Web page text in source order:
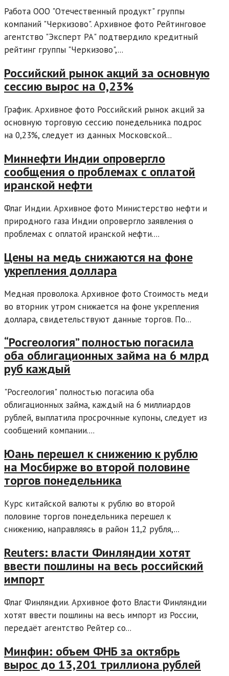
Работа ООО "Отечественный продукт" группы
компаний "Черкизово". Архивное фото Рейтинговое
агентство "Эксперт РА" подтвердило кредитный
рейтинг группы "Черкизово",...
Российский рынок акций за основную
сессию вырос на 0,23%
График. Архивное фото Российский рынок акций за
основную торговую сессию понедельника подрос
на 0,23%, следует из данных Московской...
Миннефти Индии опровергло
сообщения о проблемах с оплатой
иранской нефти
Флаг Индии. Архивное фото Министерство нефти и
природного газа Индии опровергло заявления о
проблемах с оплатой иранской нефти....
Цены на медь снижаются на фоне
укрепления доллара
Медная проволока. Архивное фото Стоимость меди
во вторник утром снижается на фоне укрепления
доллара, свидетельствуют данные торгов. По...
“Росгеология” полностью погасила
оба облигационных займа на 6 млрд
руб каждый
"Росгеология" полностью погасила оба
облигационных займа, каждый на 6 миллиардов
рублей, выплатила просрочнные купоны, следует из
сообщений компании....
Юань перешел к снижению к рублю
на Мосбирже во второй половине
торгов понедельника
Курс китайской валюты к рублю во второй
половине торгов понедельника перешел к
снижению, направляясь в район 11,2 рубля,...
Reuters: власти Финляндии хотят
ввести пошлины на весь российский
импорт
Флаг Финляндии. Архивное фото Власти Финляндии
хотят ввести пошлины на весь импорт из России,
передаёт агентство Рейтер со...
Минфин: объем ФНБ за октябрь
вырос до 13,201 триллиона рублей